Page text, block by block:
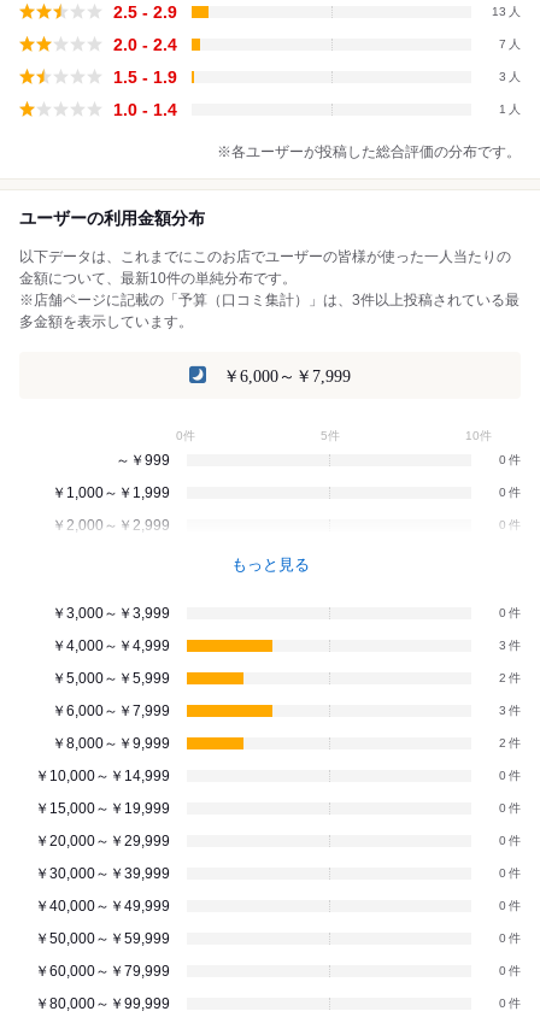
2.5 - 2.9 13
2.0 - 2.4 7
1.5 - 1.9 3
1.0 - 1.4 1
※各ユーザーが投稿した総合評価の分布です。
ユーザーの利用金額分布
以下データは、これまでにこのお店でユーザーの皆様が使った一人当たりの
金額について、最新10件の単純分布です。
※店舗ページに記載の「予算（口コミ集計）」は、3件以上投稿されている最
多金額を表示しています。
￥6,000～￥7,999
0件 5件 10件
～￥999 0
￥1,000～￥1,999 0
￥2,000～￥2,999 0
もっと見る
￥3,000～￥3,999 0
￥4,000～￥4,999 3
￥5,000～￥5,999 2
￥6,000～￥7,999 3
￥8,000～￥9,999 2
￥10,000～￥14,999 0
￥15,000～￥19,999 0
￥20,000～￥29,999 0
￥30,000～￥39,999 0
￥40,000～￥49,999 0
￥50,000～￥59,999 0
￥60,000～￥79,999 0
￥80,000～￥99,999 0